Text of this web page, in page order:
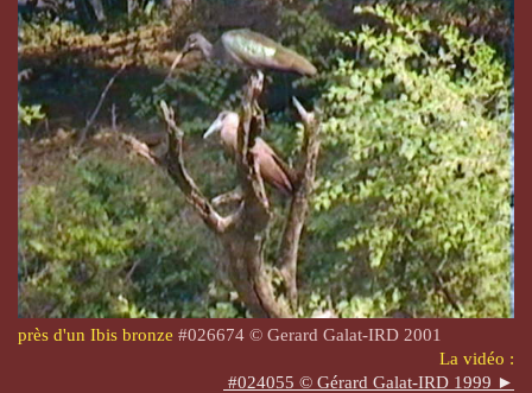
près d'un Ibis bronze #026674 © Gerard Galat-IRD 2001
La vidéo :
#024055 © Gérard Galat-IRD 1999 ►